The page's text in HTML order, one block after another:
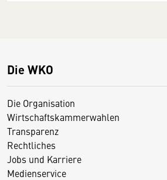
Die WKO
Die Organisation
Wirtschaftskammerwahlen
Transparenz
Rechtliches
Jobs und Karriere
Medienservice